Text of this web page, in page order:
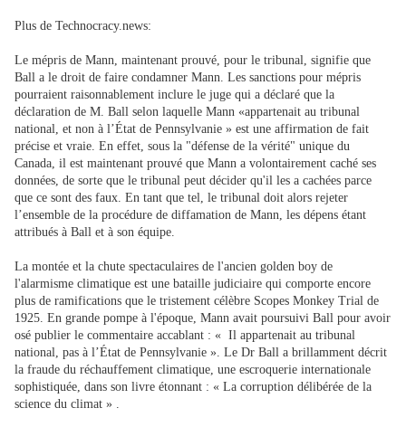
Plus de Technocracy.news:
Le mépris de Mann, maintenant prouvé, pour le tribunal, signifie que
Ball a le droit de faire condamner Mann. Les sanctions pour mépris
pourraient raisonnablement inclure le juge qui a déclaré que la
déclaration de M. Ball selon laquelle Mann «appartenait au tribunal
national, et non à l’État de Pennsylvanie » est une affirmation de fait
précise et vraie. En effet, sous la "défense de la vérité" unique du
Canada, il est maintenant prouvé que Mann a volontairement caché ses
données, de sorte que le tribunal peut décider qu'il les a cachées parce
que ce sont des faux. En tant que tel, le tribunal doit alors rejeter
l’ensemble de la procédure de diffamation de Mann, les dépens étant
attribués à Ball et à son équipe.
La montée et la chute spectaculaires de l'ancien golden boy de
l'alarmisme climatique est une bataille judiciaire qui comporte encore
plus de ramifications que le tristement célèbre Scopes Monkey Trial de
1925. En grande pompe à l'époque, Mann avait poursuivi Ball pour avoir
osé publier le commentaire accablant : « Il appartenait au tribunal
national, pas à l’État de Pennsylvanie ». Le Dr Ball a brillamment décrit
la fraude du réchauffement climatique, une escroquerie internationale
sophistiquée, dans son livre étonnant : « La corruption délibérée de la
science du climat » .